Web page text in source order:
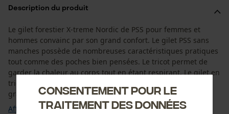
Description du produit
Le gilet forestier X-treme Nordic de PSS pour femmes et
hommes convainc par son grand confort. Le gilet PSS sans
manches possède de nombreuses caractéristiques pratiques
tout comme des poches bien pensées. Le tricot permet de
garder la chaleur au corps tout en étant respirant. Le gilet en
tricot PSS a une coupe classique et vous offre une très
grande liberté de mouvement. Que ce soit ...
Afficher plus
Consentement pour le
traitement des données